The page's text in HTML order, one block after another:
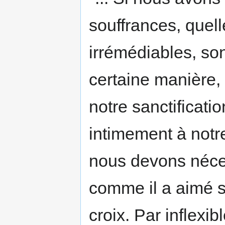
souffrances,
irrémédiables,
certaine
notre
intimement à
nous devons
comme il a aimé
croix. Par